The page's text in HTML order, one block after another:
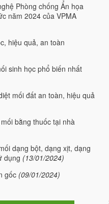
Phòng chống Ẩn họa
năm 2024 của VPMA
hiệu quả, an toàn
sinh học phổ biến nhất
mối đất an toàn, hiệu quả
bằng thuốc tại nhà
dạng bột, dạng xịt, dạng
dụng (13/01/2024)
gốc (09/01/2024)